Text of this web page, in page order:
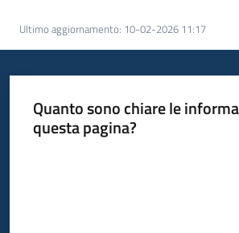
Giuseppe
Guglielmi
Ultimo aggiornamento: 10-02-2026 11:17
Quanto sono chiare le
questa pagina?